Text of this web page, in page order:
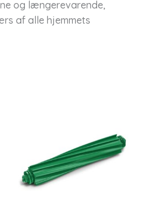
og længerevarende,
af alle hjemmets